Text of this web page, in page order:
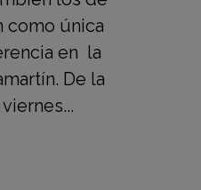
como única
en la
De la